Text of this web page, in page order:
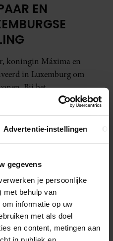
Advertentie-instellingen
gegevens
je persoonlijke
met behulp van
informatie op uw
met als doel
en content, metingen aan
EN
koningin Máxima en
in Luxemburg om
Bij het
ze verwelkomd door
Maria Teresa.